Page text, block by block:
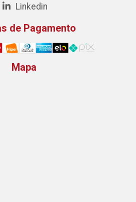
Linkedin
de Pagamento
Mapa